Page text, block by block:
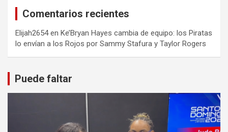
Comentarios recientes
Elijah2654en Ke’Bryan Hayes cambia de equipo: los Piratas
lo envían a los Rojos por Sammy Stafura y Taylor Rogers
Puede faltar